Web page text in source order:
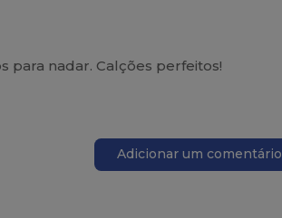
para nadar. Calções perfeitos!
Adicionar um comentário